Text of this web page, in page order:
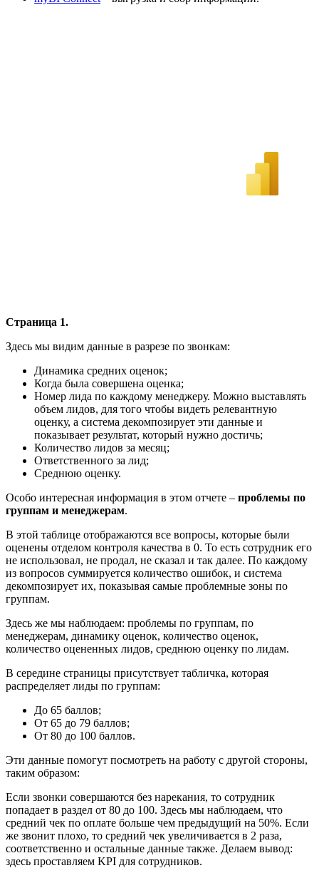
Страница 1.
Здесь мы видим данные в разрезе по звонкам:
Динамика средних оценок;
Когда была совершена оценка;
Номер лида по каждому менеджеру. Можно выставлять
объем лидов, для того чтобы видеть релевантную
оценку, а система декомпозирует эти данные и
показывает результат, который нужно достичь;
Количество лидов за месяц;
Ответственного за лид;
Среднюю оценку.
Особо интересная информация в этом отчете – проблемы по
группам и менеджерам.
В этой таблице отображаются все вопросы, которые были
оценены отделом контроля качества в 0. То есть сотрудник его
не использовал, не продал, не сказал и так далее. По каждому
из вопросов суммируется количество ошибок, и система
декомпозирует их, показывая самые проблемные зоны по
группам.
Здесь же мы наблюдаем: проблемы по группам, по
менеджерам, динамику оценок, количество оценок,
количество оцененных лидов, среднюю оценку по лидам.
В середине страницы присутствует табличка, которая
распределяет лиды по группам:
До 65 баллов;
От 65 до 79 баллов;
От 80 до 100 баллов.
Эти данные помогут посмотреть на работу с другой стороны,
таким образом:
Если звонки совершаются без нарекания, то сотрудник
попадает в раздел от 80 до 100. Здесь мы наблюдаем, что
средний чек по оплате больше чем предыдущий на 50%. Если
же звонит плохо, то средний чек увеличивается в 2 раза,
соответственно и остальные данные также. Делаем вывод:
здесь проставляем KPI для сотрудников.